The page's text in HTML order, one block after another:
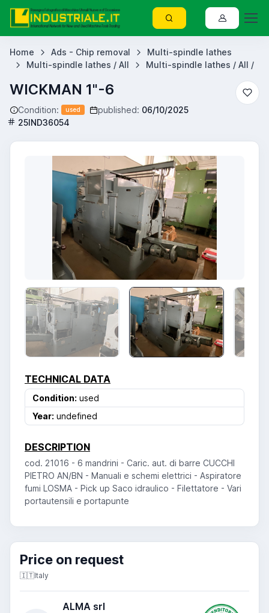
Home Ads - Chip removal
Multi-spindle lathes
Multi-spindle lathes / All
Multi-spindle lathes / All /
WICKMAN 1"-6
Condition: used published: 06/10/2025
25IND36054
TECHNICAL DATA
Condition: used
Year: undefined
DESCRIPTION
cod. 21016 - 6 mandrini - Caric. aut. di barre CUCCHI
PIETRO AN/BN - Manuali e schemi elettrici - Aspiratore
fumi LOSMA - Pick up Saco idraulico - Filettatore - Vari
portautensili e portapunte
Price on request
🇮🇹Italy
ALMA srl